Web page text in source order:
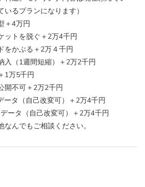
いるプランになります）
＋4万円
ットを脱ぐ＋2万4千円
をかぶる＋2万４千円
入（1週間短縮）＋2万2千円
1万5千円
開不可＋2万2千円
ータ（自己改変可）＋2万4千円
データ（自己改変可）＋2万4千円
なんでもご相談ください。